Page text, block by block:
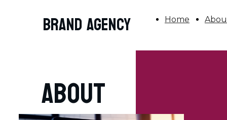
Home
BRAND AGENCY
About